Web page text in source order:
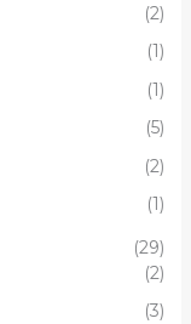
(2)
(1)
(1)
(5)
(2)
(1)
(29)
(2)
(3)